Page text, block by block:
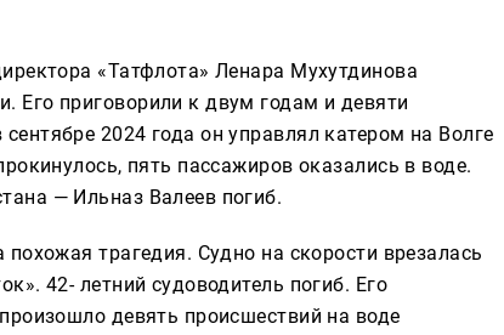
«Татфлота» Ленара Мухутдинова
Его приговорили к двум годам и девяти
2024 года он управлял катером на Волге
пять пассажиров оказались в воде.
— Ильназ Валеев погиб.
трагедия. Судно на скорости врезалась
42- летний судоводитель погиб. Его
девять происшествий на воде